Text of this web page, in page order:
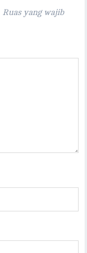
Ruas yang wajib